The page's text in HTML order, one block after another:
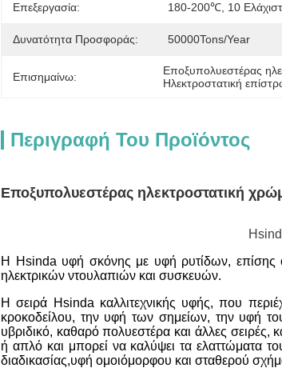
Επεξεργασία: 180-200℃, 10
Δυνατότητα Προσφοράς: 50000Tons/Year
Επισημαίνω: Εποξυπολυεστέρας
Ηλεκτροστατική
Περιγραφή Του Προϊόντος
Εποξυπολυεστέρας ηλεκτροστατική
Η Hsinda υφή σκόνης με υφή ρυτίδων, επίσης
ηλεκτρικών ντουλαπιών και συσκευών.
Η σειρά Hsinda καλλιτεχνικής υφής, που
κροκοδείλου, την υφή των σημείων, την υφή
υβριδικό, καθαρό πολυεστέρα και άλλες σειρές,
ή απλό και μπορεί να καλύψει τα ελαττώματα
διαδικασίας,υφή ομοιόμορφου και σταθερού